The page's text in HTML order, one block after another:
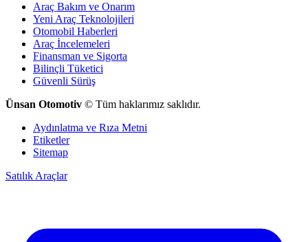
Araç Bakım ve Onarım
Yeni Araç Teknolojileri
Otomobil Haberleri
Araç İncelemeleri
Finansman ve Sigorta
Bilinçli Tüketici
Güvenli Sürüş
Ünsan Otomotiv © Tüm haklarımız saklıdır.
Aydınlatma ve Rıza Metni
Etiketler
Sitemap
Satılık Araçlar